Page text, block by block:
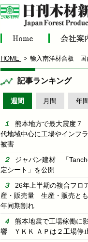
HOME 輸入南洋材合板 国
記事ランキング
週間 月間 年間
熊本地方で最大震度７
代地域中心に工場やインフ
被害
ジャパン建材 「
定シート」を公開
26年上半期の複合フロ
産・販売量 生産・販売と
年同期割れ
熊本地震で工場稼働に
響 ＹＫＫ ＡＰは２工場停